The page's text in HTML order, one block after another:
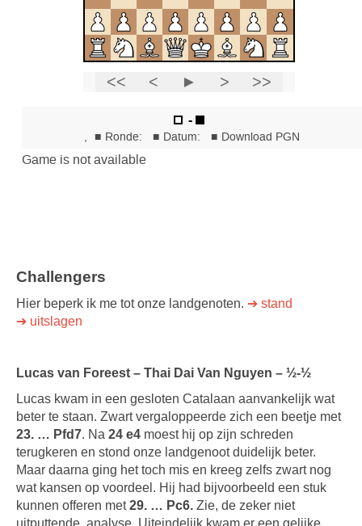
Challengers
Hier beperk ik me tot onze landgenoten. ➔ stand
➔ uitslagen
Lucas van Foreest – Thai Dai Van Nguyen – ½-½
Lucas kwam in een gesloten Catalaan aanvankelijk wat
beter te staan. Zwart vergaloppeerde zich een beetje met
23. … Pfd7. Na 24 e4 moest hij op zijn schreden
terugkeren en stond onze landgenoot duidelijk beter.
Maar daarna ging het toch mis en kreeg zelfs zwart nog
wat kansen op voordeel. Hij had bijvoorbeeld een stuk
kunnen offeren met29. … Pc6. Zie, de zeker niet
uitputtende, analyse. Uiteindelijk kwam er een gelijke